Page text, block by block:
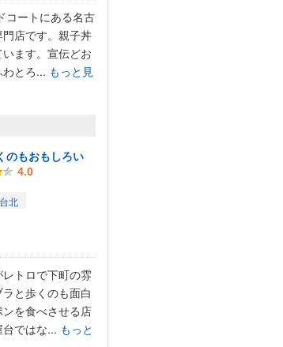
コートにある名古
店です。親子丼
ます。宣伝どお
とろ... もっと見
のもおもしろい
4.0
台北
トロで下町の雰
と歩くのも面白
を食べさせる店
ではな... もっと